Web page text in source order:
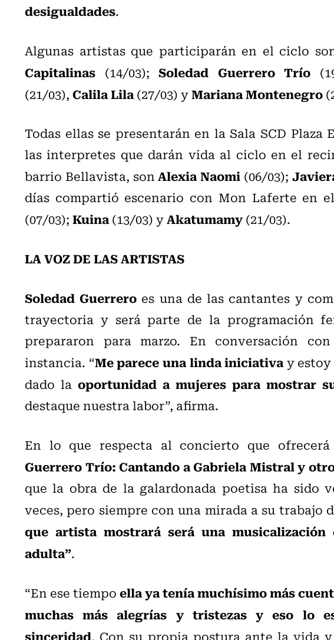
desigualdades.
Algunas artistas que participarán en el ciclo
Capitalinas (14/03); Soledad Guerrero Trío
(21/03),Calila Lila(27/03) yMariana Montenegro
Todas ellas se presentarán en la Sala SCD Plaza
las interpretes que darán vida al ciclo en el
barrio Bellavista, sonAlexia Naomi (06/03);
días compartió escenario con Mon Laferte en
(07/03);Kuina(13/03) yAkatumamy(21/03).
LA VOZ DE LAS ARTISTAS
Soledad Guerrero es una de las cantantes y
trayectoria y será parte de la programación
prepararon para marzo. En conversación
instancia. “Me parece una linda iniciativay
dado laoportunidad a mujeres para mostrar
destaque nuestra labor”, afirma.
En lo que respecta al concierto que
Guerrero Trío: Cantando a Gabriela Mistral y
que la obra de la galardonada poetisa ha sido
veces, pero siempre con una mirada a su trabajo
que artista mostrará será una
adulta”.
“En ese tiempoella ya tenía muchísimo más
muchas más alegrías y tristezas y eso lo
sinceridad. Con su propia postura ante la vida